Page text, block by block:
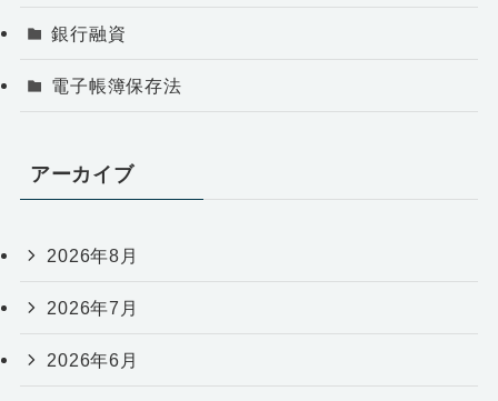
銀行融資
電子帳簿保存法
アーカイブ
2026年8月
2026年7月
2026年6月